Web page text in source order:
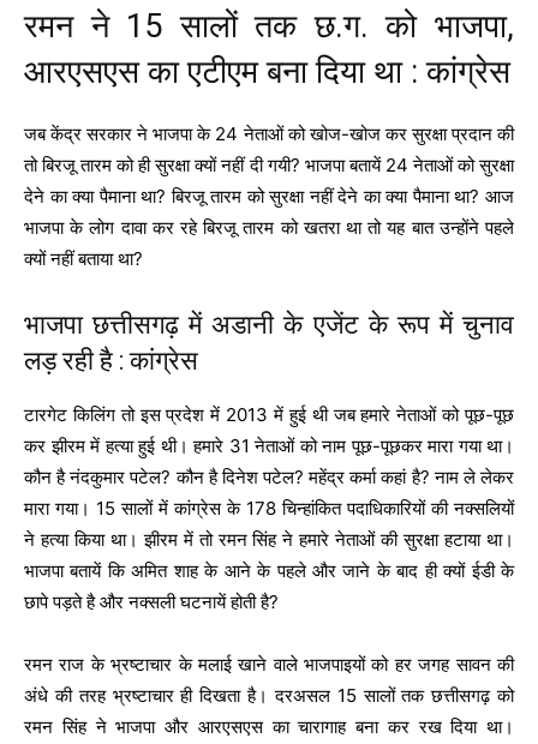
रमन ने 15 सालों तक छ.ग. को भाजपा,
आरएसएस का एटीएम बना दिया था : कांग्रेस
जब केंद्र सरकार ने भाजपा के 24 नेताओं को खोज-खोज कर सुरक्षा प्रदान की
तो बिरजू तारम को ही सुरक्षा क्यों नहीं दी गयी? भाजपा बतायें 24 नेताओं को सुरक्षा
देने का क्या पैमाना था? बिरजू तारम को सुरक्षा नहीं देने का क्या पैमाना था? आज
भाजपा के लोग दावा कर रहे बिरजू तारम को खतरा था तो यह बात उन्होंने पहले
क्यों नहीं बताया था?
भाजपा छत्तीसगढ़ में अडानी के एजेंट के रूप में चुनाव
लड़ रही है : कांग्रेस
टारगेट किलिंग तो इस प्रदेश में 2013 में हुई थी जब हमारे नेताओं को पूछ-पूछ
कर झीरम में हत्या हुई थी। हमारे 31 नेताओं को नाम पूछ-पूछकर मारा गया था।
कौन है नंदकुमार पटेल? कौन है दिनेश पटेल? महेंद्र कर्मा कहां है? नाम ले लेकर
मारा गया। 15 सालों में कांग्रेस के 178 चिन्हांकित पदाधिकारियों की नक्सलियों
ने हत्या किया था। झीरम में तो रमन सिंह ने हमारे नेताओं की सुरक्षा हटाया था।
भाजपा बतायें कि अमित शाह के आने के पहले और जाने के बाद ही क्यों ईडी के
छापे पड़ते है और नक्सली घटनायें होती है?
रमन राज के भ्रष्टाचार के मलाई खाने वाले भाजपाइयों को हर जगह सावन की
अंधे की तरह भ्रष्टाचार ही दिखता है। दरअसल 15 सालों तक छत्तीसगढ़ को
रमन सिंह ने भाजपा और आरएसएस का चारागाह बना कर रख दिया था।